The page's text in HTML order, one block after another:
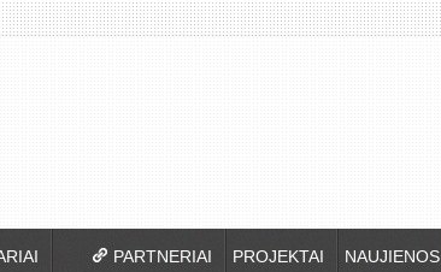
PARTNERIAI PROJEKTAI NAUJIENOS